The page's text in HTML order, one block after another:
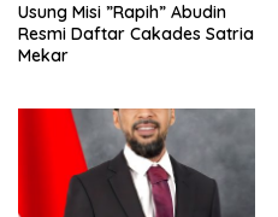
Usung Misi ”Rapih” Abudin
Resmi Daftar Cakades Satria
Mekar